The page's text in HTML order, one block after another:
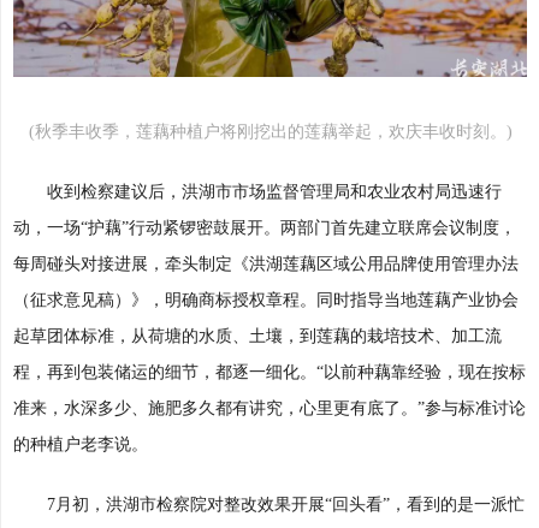
(秋季丰收季，莲藕种植户将刚挖出的莲藕举起，欢庆丰收时刻。)
收到检察建议后，洪湖市市场监督管理局和农业农村局迅速行
动，一场“护藕”行动紧锣密鼓展开。两部门首先建立联席会议制度，
每周碰头对接进展，牵头制定《洪湖莲藕区域公用品牌使用管理办法
（征求意见稿）》，明确商标授权章程。同时指导当地莲藕产业协会
起草团体标准，从荷塘的水质、土壤，到莲藕的栽培技术、加工流
程，再到包装储运的细节，都逐一细化。“以前种藕靠经验，现在按标
准来，水深多少、施肥多久都有讲究，心里更有底了。”参与标准讨论
的种植户老李说。
7月初，洪湖市检察院对整改效果开展“回头看”，看到的是一派忙